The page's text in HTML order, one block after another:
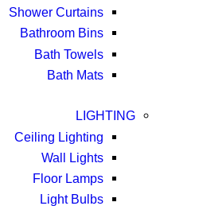
Shower Curtains
Bathroom Bins
Bath Towels
Bath Mats
LIGHTING
Ceiling Lighting
Wall Lights
Floor Lamps
Light Bulbs